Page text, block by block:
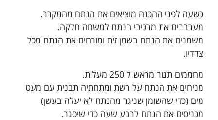
כשעה לפני ההכנה מוציאים את הנתח מהמקרר.
מערבבים את מרכיבי הנתח למשחה חלקה.
משמנים את הנתח בשמן זית ומורחים את הנתח מכל
צדדיו.
מחממים תנור מראש ל 250 מעלות.
מניחים את הנתח על רשת ומתחתיה תבנית עם מעט
מים (כדי שהשומן שניגר מהנתח לא יעלה בעשן)
מכניסים את הנתח לרבע שעה כדי שיסגר.